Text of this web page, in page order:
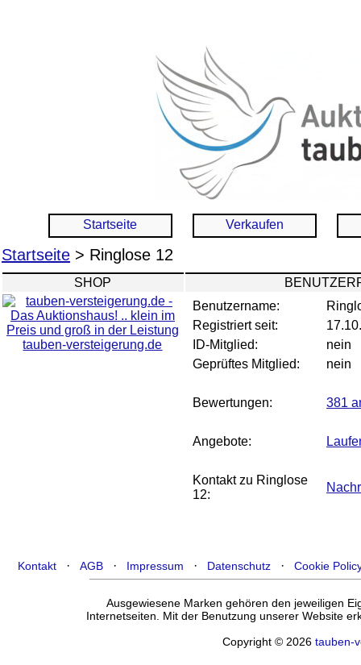
Startseite Verkaufen
Startseite > Ringlose 12
SHOP
tauben-versteigerung.de
Benutzername:
Registriert seit:
ID-Mitglied:
nein
Geprüftes Mitglied:
nein
Bewertungen: 381
Angebote:
Kontakt zu Ringlose
12:
Kontakt ·AGB · Impressum · Datenschutz ·Cookie
Ausgewiesene Marken gehören den jeweiligen
Internetseiten. Mit der Benutzung unserer Website
Copyright © 2026tauben-